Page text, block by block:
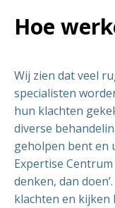
Hoe
Wij zien dat veel
specialisten
hun klachten
diverse
geholpen bent en
Expertise
denken, dan
klachten en